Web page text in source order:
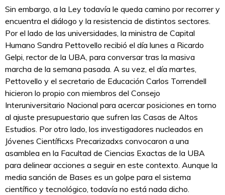
Sin embargo, a la Ley todavía le queda camino por recorrer y
encuentra el diálogo y la resistencia de distintos sectores.
Por el lado de las universidades, la ministra de Capital
Humano Sandra Pettovello recibió el día lunes a Ricardo
Gelpi, rector de la UBA, para conversar tras la masiva
marcha de la semana pasada. A su vez, el día martes,
Pettovello y el secretario de Educación Carlos Torrendell
hicieron lo propio con miembros del Consejo
Interuniversitario Nacional para acercar posiciones en torno
al ajuste presupuestario que sufren las Casas de Altos
Estudios. Por otro lado, los investigadores nucleados en
Jóvenes Científicxs Precarizadxs convocaron a una
asamblea en la Facultad de Ciencias Exactas de la UBA
para delinear acciones a seguir en este contexto. Aunque la
media sanción de Bases es un golpe para el sistema
científico y tecnológico, todavía no está nada dicho.